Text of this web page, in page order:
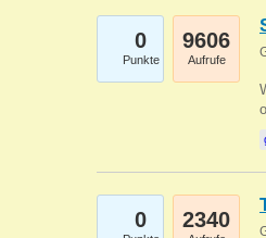
0
Punkte
9606
Aufrufe
0 2340